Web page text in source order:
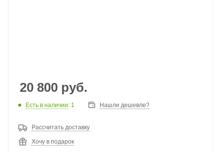
20 800 руб.
Есть в наличии: 1 Нашли дешевле?
Рассчитать доставку
Хочу в подарок